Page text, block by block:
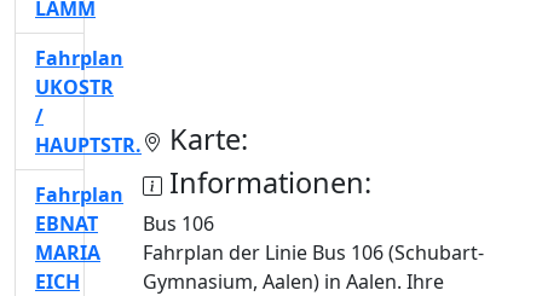
Karte:
Informationen:
Bus 106
Fahrplan der Linie Bus 106 (Schubart-
Gymnasium, Aalen) in Aalen. Ihre
LAMM
Fahrplan
UKOSTR
/
HAUPTSTR.
Fahrplan
EBNAT
MARIA
EICH